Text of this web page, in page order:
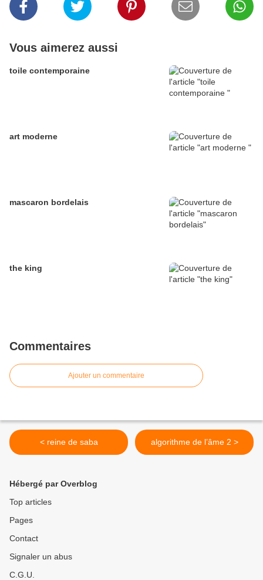
Vous aimerez aussi
toile contemporaine
art moderne
mascaron bordelais
the king
Commentaires
Ajouter un commentaire
< reine de saba algorithme de l’âme 2 >
Hébergé par Overblog
Top articles
Pages
Contact
Signaler un abus
C.G.U.